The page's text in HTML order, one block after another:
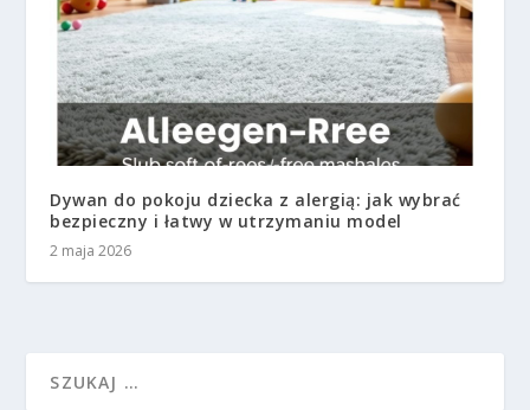
Dywan do pokoju dziecka z alergią: jak wybrać
bezpieczny i łatwy w utrzymaniu model
2 maja 2026